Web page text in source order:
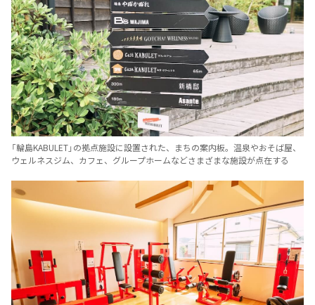
「輪島KABULET」の拠点施設に設置された、まちの案内板。温泉やおそば屋、
ウェルネスジム、カフェ、グループホームなどさまざまな施設が点在する